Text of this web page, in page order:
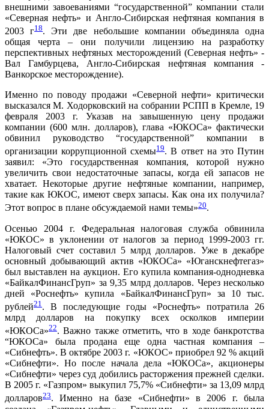
внешними завоеваниями “государственной” компании стали
«Северная нефть» и Англо-Сибирская нефтяная компания в
2003 г18. Эти две небольшие компании объединяла одна
общая черта – они получили лицензию на разработку
перспективных нефтяных месторождений (Северная нефть» -
Вал Гамбурцева, Англо-Сибирская нефтяная компания -
Ванкорское месторождение).
Именно по поводу продажи «Северной нефти» критически
высказался М. Ходорковский на собрании РСПП в Кремле, 19
февраля 2003 г. Указав на завышенную цену продажи
компании (600 млн. долларов), глава «ЮКОСа» фактически
обвинил руководство “государственной” компании в
организации коррупционной схемы19. В ответ на это Путин
заявил: «Это государственная компания, которой нужно
увеличить свои недостаточные запасы, когда ей запасов не
хватает. Некоторые другие нефтяные компании, например,
такие как ЮКОС, имеют сверх запасы. Как она их получила?
Этот вопрос в плане обсуждаемой нами темы»20.
Осенью 2004 г. Федеральная налоговая служба обвинила
«ЮКОС» в уклонении от налогов за период 1999-2003 гг.
Налоговый счет составил 5 млрд долларов. Уже в декабре
основный добывающий актив «ЮКОСа» «Юганскнефтегаз»
был выставлен на аукцион. Его купила компания-однодневка
«БайкалФинансГруп» за 9,35 млрд долларов. Через несколько
дней «Роснефть» купила «БайкалФинансГруп» за 10 тыс.
рублей21 . В последующие годы «Роснефть» потратила 26
млрд долларов на покупку всех осколков империи
«ЮКОСа»22. Важно также отметить, что в ходе банкротства
“ЮКОСа» была продана еще одна частная компания –
«Сибнефть». В октябре 2003 г. «ЮКОС» приобрел 92 % акций
«Сибнефти». Но после начала дела «ЮКОСа», акционеры
«Сибнефти» через суд добились расторжения прежней сделки.
В 2005 г. «Газпром» выкупил 75,7% «Сибнефти» за 13,09 млрд
долларов23. Именно на базе «Сибнефти» в 2006 г. была